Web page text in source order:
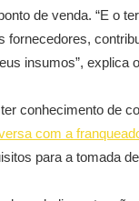
de venda. “E o
insumos”, explica
conhecimento de
com a
para a tomada